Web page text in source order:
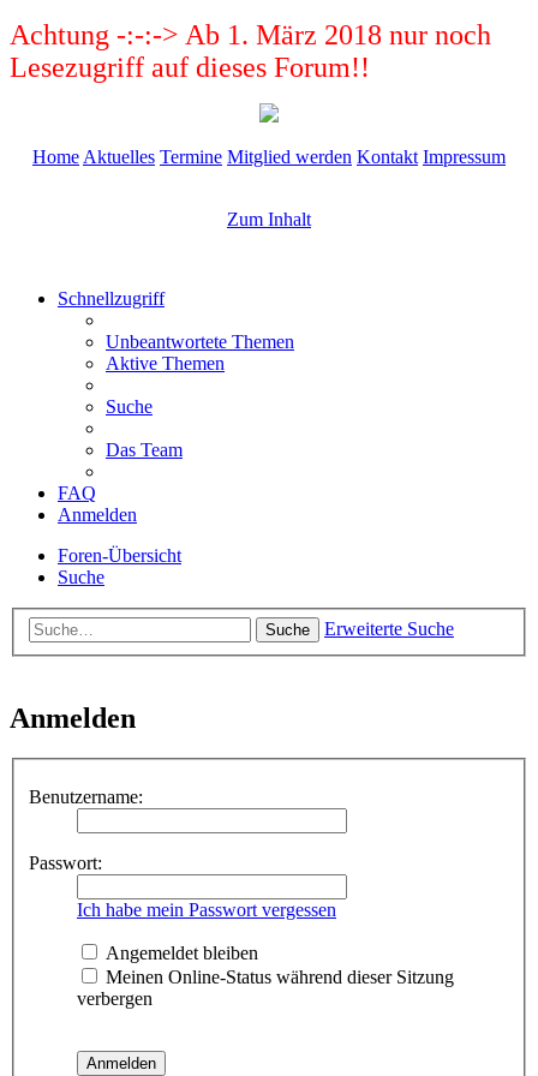
Achtung -:-:-> Ab 1. März 2018 nur noch
Lesezugriff auf dieses Forum!!
Home Aktuelles Termine Mitglied werden Kontakt Impressum
Zum Inhalt
Schnellzugriff
Unbeantwortete Themen
Aktive Themen
Suche
Das Team
FAQ
Anmelden
Foren-Übersicht
Suche
Suche Erweiterte Suche
Anmelden
Benutzername:
Passwort:
Ich habe mein Passwort vergessen
Angemeldet bleiben
Meinen Online-Status während dieser Sitzung
verbergen